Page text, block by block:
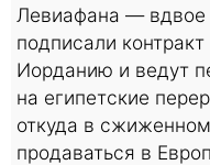
Левиафана — вдвое
подписали
Иорданию и ведут
на египетские
откуда в
продаваться в